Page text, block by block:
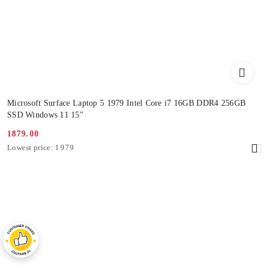
Microsoft Surface Laptop 5 1979 Intel Core i7 16GB DDR4 256GB
SSD Windows 11 15"
Promotion
1879.00
Lowest
Lowest price: 1979